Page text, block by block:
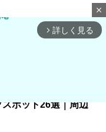
！日帰りで行けちゃ
おすすめ45選｜周
紹介
ポット26選｜周辺
close
arrow_forward_ios 詳しく見る